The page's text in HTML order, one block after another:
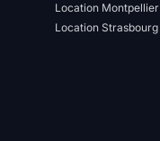
Location Montpellier
Location Strasbourg